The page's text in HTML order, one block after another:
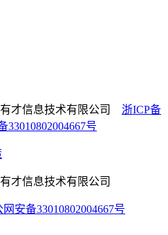
才信息技术有限公司 浙ICP备
33010802004667号
才信息技术有限公司
网安备33010802004667号